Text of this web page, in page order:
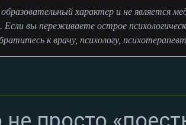
характер и не является
Если вы переживаете острое
к врачу, психологу,